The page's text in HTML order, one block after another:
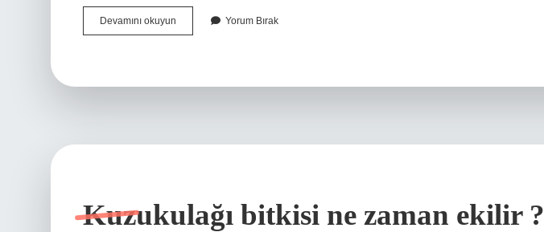
Devamını okuyun
yağmurda
Yorum Bırak
Kuzukulağı bitkisi ne zaman ekilir ?